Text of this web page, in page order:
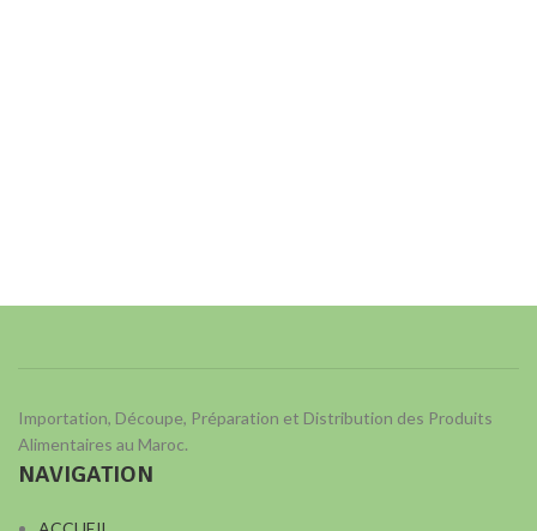
Importation, Découpe, Préparation et Distribution des Produits
Alimentaires au Maroc.
NAVIGATION